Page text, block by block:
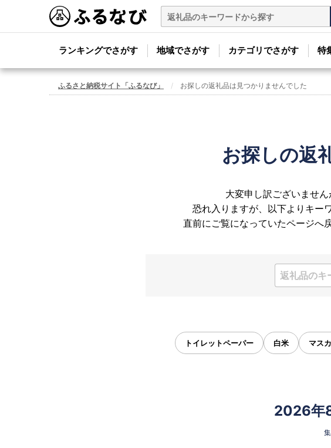
ランキングでさがす 地域でさがす カテゴリでさがす 特
ふるさと納税サイト「ふるなび」 お探しの返礼品は見つかりませんでした
お探しの返
大変申し訳ございませ
恐れ入りますが、以下よりキー
直前にご覧になっていたページへ
トイレットペーパー 白米 マス
2026年